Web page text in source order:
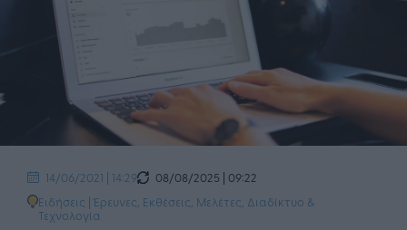
14/06/2021 | 14:29
08/08/2025 | 09:22
Ειδήσεις |Έρευνες, Εκθέσεις, Μελέτες Διαδίκτυο &
Τεχνολογία